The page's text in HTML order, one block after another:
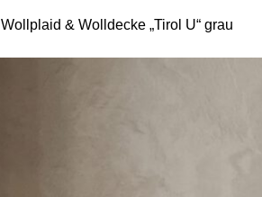
Wollplaid & Wolldecke „Tirol U“ grau